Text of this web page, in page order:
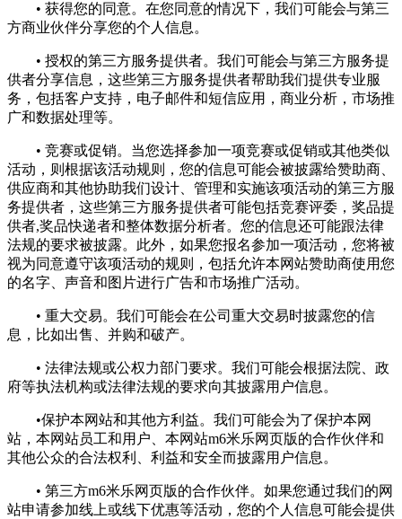
• 获得您的同意。在您同意的情况下，我们可能会与第三
方商业伙伴分享您的个人信息。
• 授权的第三方服务提供者。我们可能会与第三方服务提
供者分享信息，这些第三方服务提供者帮助我们提供专业服
务，包括客户支持，电子邮件和短信应用，商业分析，市场推
广和数据处理等。
• 竞赛或促销。当您选择参加一项竞赛或促销或其他类似
活动，则根据该活动规则，您的信息可能会被披露给赞助商、
供应商和其他协助我们设计、管理和实施该项活动的第三方服
务提供者，这些第三方服务提供者可能包括竞赛评委，奖品提
供者,奖品快递者和整体数据分析者。您的信息还可能跟法律
法规的要求被披露。此外，如果您报名参加一项活动，您将被
视为同意遵守该项活动的规则，包括允许本网站赞助商使用您
的名字、声音和图片进行广告和市场推广活动。
• 重大交易。我们可能会在公司重大交易时披露您的信
息，比如出售、并购和破产。
• 法律法规或公权力部门要求。我们可能会根据法院、政
府等执法机构或法律法规的要求向其披露用户信息。
•保护本网站和其他方利益。我们可能会为了保护本网
站，本网站员工和用户、本网站m6米乐网页版的合作伙伴和
其他公众的合法权利、利益和安全而披露用户信息。
• 第三方m6米乐网页版的合作伙伴。如果您通过我们的网
站申请参加线上或线下优惠等活动，您的个人信息可能会提供